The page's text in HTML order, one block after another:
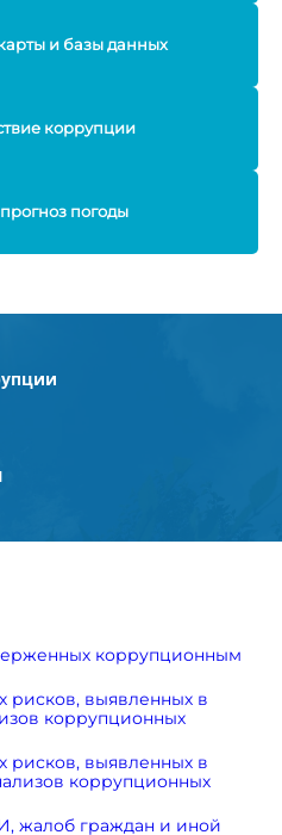
и базы данных
коррупции
погоды
коррупционным
рисков, выявленных в
коррупционных
рисков, выявленных в
коррупционных
жалоб граждан и иной